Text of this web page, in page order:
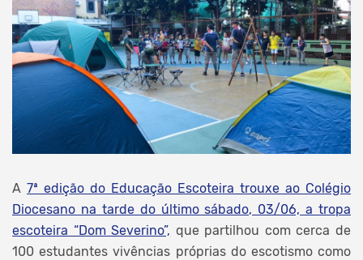
A 7ª edição do Educação Escoteira trouxe ao Colégio
Diocesano na tarde do último sábado, 03/06, a tropa
escoteira “Dom Severino”, que partilhou com cerca de
100 estudantes vivências próprias do escotismo como